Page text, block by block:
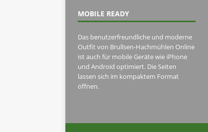
MOBILE READY
Das benutzerfreundliche und moderne
Outfit von Brullsen-Hachmühlen Online
ist auch für mobile Geräte wie iPhone
und Android optimiert. Die Seiten
lassen sich im kompaktem Format
öffnen.